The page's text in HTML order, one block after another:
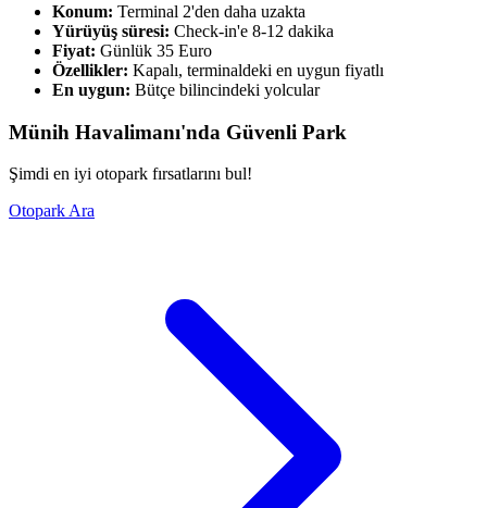
Konum: Terminal 2'den daha uzakta
Yürüyüş süresi: Check-in'e 8-12 dakika
Fiyat: Günlük 35 Euro
Özellikler: Kapalı, terminaldeki en uygun fiyatlı
En uygun: Bütçe bilincindeki yolcular
Münih Havalimanı'nda Güvenli Park
Şimdi en iyi otopark fırsatlarını bul!
Otopark Ara